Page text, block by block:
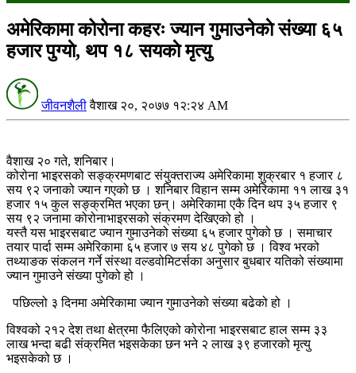
अमेरिकामा कोरोना कहरः ज्यान गुमाउनेकाे संख्या ६५
हजार पुग्याे, थप १८ सयकाे मृत्यु
जीवनशैली वैशाख २०, २०७७ १२:२४ AM
वैशाख २० गते, शनिबार।
कोरोना भाइरसको सङ्क्रमणबाट संयुक्तराज्य अमेरिकामा शुक्रबार १ हजार ८
सय ९२ जनाको ज्यान गएको छ । शनिबार विहान सम्म अमेरिकामा ११ लाख ३१
हजार १५ कुल सङ्क्रमित भएका छन्। अमेरिकामा एकै दिन थप ३५ हजार ९
सय ९२ जनामा कोरोनाभाइरसको संक्रमण देखिएको हो ।
यस्तै यस भाइरसबाट ज्यान गुमाउनेको संख्या ६५ हजार पुगेको छ । समाचार
तयार पार्दा सम्म अमेरिकामा ६५ हजार ७ सय ४८ पुगेको छ । विश्व भरको
तथ्याङक संकलन गर्ने संस्था वल्डवोमिटर्सका अनुसार बुधबार यतिको संख्यामा
ज्यान गुमाउने संख्या पुगेको हो ।
पछिल्लो ३ दिनमा अमेरिकामा ज्यान गुमाउनेको संख्या बढेको हो ।
विश्वको २१२ देश तथा क्षेत्रमा फैलिएको कोरोना भाइरसबाट हाल सम्म ३३
लाख भन्दा बढी संक्रमित भइसकेका छन भने २ लाख ३९ हजारको मृत्यु
भइसकेको छ ।